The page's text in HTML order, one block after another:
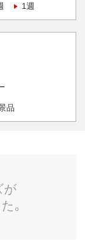
1週
品